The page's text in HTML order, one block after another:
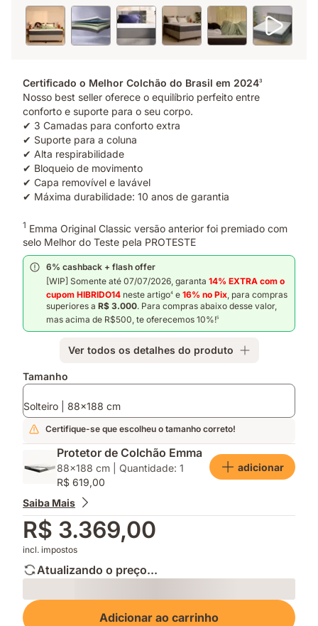
Certificado o Melhor Colchão do Brasil em 20243
Nosso best seller oferece o equilíbrio perfeito entre
conforto e suporte para o seu corpo.
✔ 3 Camadas para conforto extra
✔ Suporte para a coluna
✔ Alta respirabilidade
✔ Bloqueio de movimento
✔ Capa removível e lavável
✔ Máxima durabilidade: 10 anos de garantia
1 Emma Original Classic versão anterior foi premiado com
selo Melhor do Teste pela PROTESTE
6% cashback + flash offer
[WIP] Somente até 07/07/2026, garanta 14% EXTRA com o
cupom HIBRIDO14 neste artigo4 e 16% no Pix, para compras
superiores a R$ 3.000. Para compras abaixo desse valor,
mas acima de R$500, te oferecemos 10%!5
Ver todos os detalhes do produto
Complementos
Tamanho
Solteiro | 88x188 cm
Certifique-se que escolheu o tamanho correto!
Protetor de Colchão Emma
88x188 cm | Quantidade: 1
R$ 619,00
adicionar
Saiba Mais
R$ 3.369,00
incl. impostos
Atualizando o preço...
Loading
Adicionar ao carrinho